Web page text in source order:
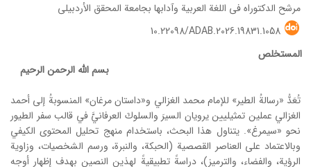
مرشح الدکتوراه فی اللغة العربیة وآدابها بجامعة المحقق الأردبیلی
10.22098/ADAB.2026.19831.1058
المستخلص
بسم الله الرحمن الرحیم
تُعَدُّ «رسالةُ الطير» للإمام محمد الغزالي و«داستان مرغان» المنسوبةُ إلى أحمد
الغزالي عملين تمثيليين يرويان السيرَ والسلوكَ العرفانيَّ في قالب سفر الطيور
نحو «سيمرغ». يتناول هذا البحث، باستخدام منهج تحليل المحتوى الكيفي
وبالاعتماد على العناصر القصصية (الحبكة، والنبرة، ورسم الشخصيات، وزاوية
الرؤية، والفضاء، والترميز)، دراسةً تطبيقيةً لهذين النصين بهدف إظهار أوجه